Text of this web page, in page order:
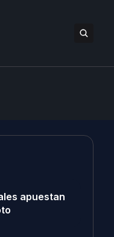
apuestan